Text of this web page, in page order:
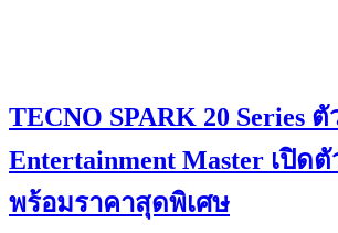
TECNO SPARK 20 Series ตั
Entertainment Master เปิด
พร้อมราคาสุดพิเศษ